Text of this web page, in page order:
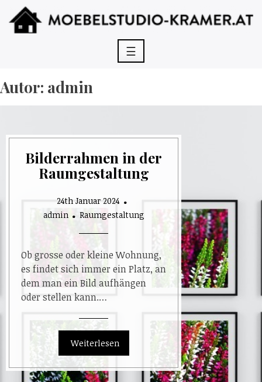
content
☰
Autor: admin
Bilderrahmen in der
Raumgestaltung
24th Januar 2024
admin
Raumgestaltung
Ob grosse oder kleine Wohnung,
es findet sich immer ein Platz, an
dem man ein Bild aufhängen
oder stellen kann.…